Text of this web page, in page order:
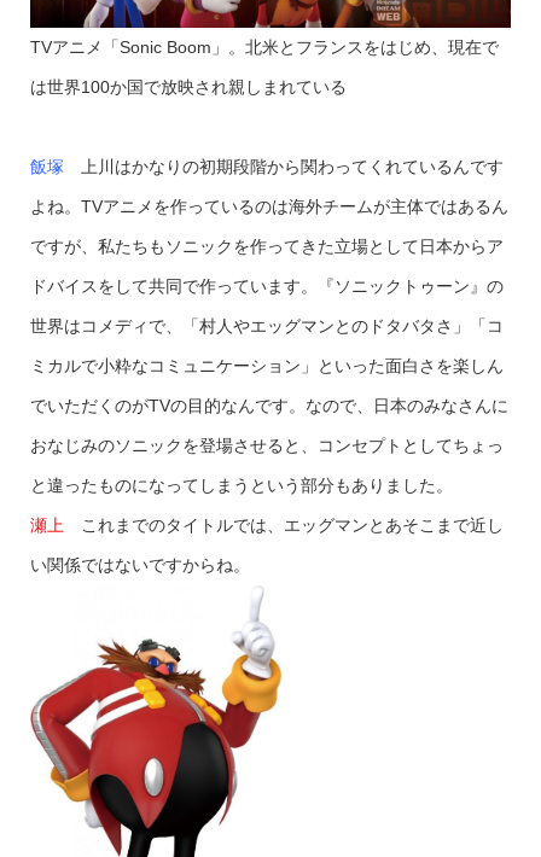
TVアニメ「Sonic Boom」。 北米とフランスをはじめ、現在で
は世界100か国で放映され親しまれている
飯塚 上川はかなりの初期段階から関わってくれているんです
よね。TVアニメを作っているのは海外チームが主体ではあるん
ですが、私たちもソニックを作ってきた立場として日本からア
ドバイスをして共同で作っています。『ソニックトゥーン』の
世界はコメディで、「村人やエッグマンとのドタバタさ」「コ
ミカルで小粋なコミュニケーション」といった面白さを楽しん
でいただくのがTVの目的なんです。なので、日本のみなさんに
おなじみのソニックを登場させると、コンセプトとしてちょっ
と違ったものになってしまうという部分もありました。
瀬上 これまでのタイトルでは、エッグマンとあそこまで近し
い関係ではないですからね。